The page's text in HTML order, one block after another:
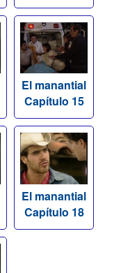
El manantial
Capítulo 15
El manantial
Capítulo 18